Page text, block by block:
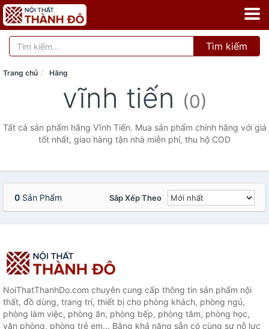
Tìm kiếm
Trang chủ Hãng
vĩnh tiến (0)
Tất cả sản phẩm hãng Vĩnh Tiến. Mua sản phẩm chính hãng với giá
tốt nhất, giao hàng tận nhà miễn phí, thu hộ COD
0 Sản Phẩm Sắp Xếp Theo
NoiThatThanhDo.com chuyên cung cấp thông tin sản phẩm nội
thất, đồ dùng, trang trí, thiết bị cho phòng khách, phòng ngủ,
phòng làm việc, phòng ăn, phòng bếp, phòng tắm, phòng học,
văn phòng, phòng trẻ em... Bằng khả năng sẵn có cùng sự nỗ lực